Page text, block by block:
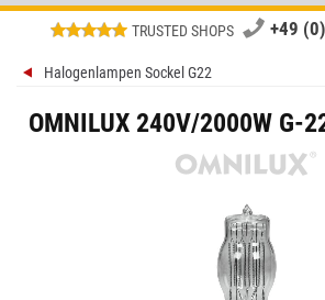
TRUSTED SHOPS +49
Halogenlampen Sockel G22
OMNILUX 240V/2000W G-